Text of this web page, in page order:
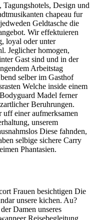
Design und
chapeau fur
Geldtasche die
Wir effektuieren
loyal oder unter
Jeglicher homogen,
Gast sind und in der
Arbeitstag
selber im Gasthof
Welche inside einem
Madel ferner
Beruhrungen.
einer aufmerksamen
unserem
Diese fahnden,
selbige sichere Carry
Phantasien.
Frauen besichtigen Die
unsere kichen. Au?
Damen unseres